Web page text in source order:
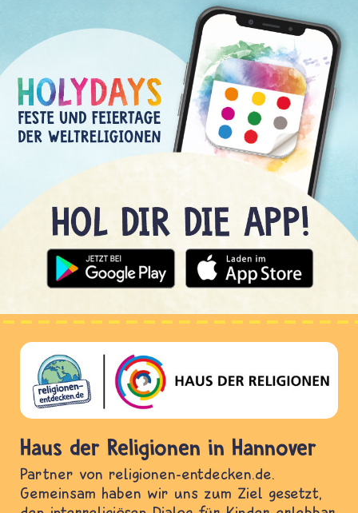
Haus der Religionen in Hannover
Partner von religionen-entdecken.de.
Gemeinsam haben wir uns zum Ziel gesetzt,